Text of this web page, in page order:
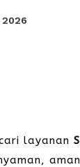
layanan